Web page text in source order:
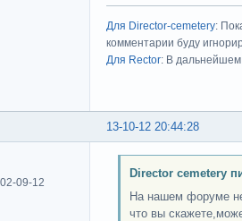
Для Director-cemetery:
комментарии буду
Для Rector: В дальнейшем
13-10-12 20:44:28
09-12
Director cemetery
На нашем форуме
что вы